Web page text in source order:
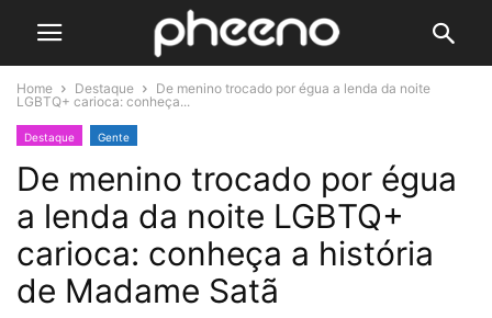
Home Destaque
De menino trocado por égua a lenda da noite
LGBTQ+ carioca: conheça...
Destaque Gente
De menino trocado por égua
a lenda da noite LGBTQ+
carioca: conheça a história
de Madame Satã